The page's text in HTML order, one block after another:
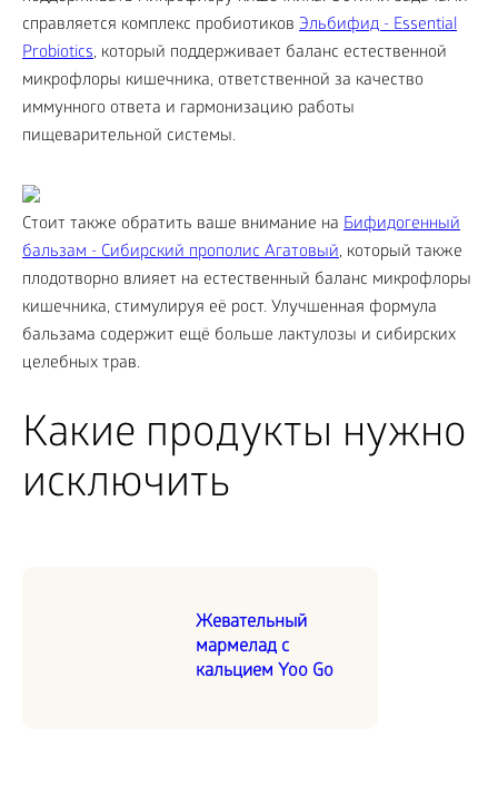
справляется комплекс пробиотиков Эльбифид - Essential
Probiotics, который поддерживает баланс естественной
микрофлоры кишечника, ответственной за качество
иммунного ответа и гармонизацию работы
пищеварительной системы.
Cтоит также обратить ваше внимание на Бифидогенный
бальзам - Сибирский прополис Агатовый, который также
плодотворно влияет на естественный баланс микрофлоры
кишечника, стимулируя её рост. Улучшенная формула
бальзама содержит ещё больше лактулозы и сибирских
целебных трав.
Какие продукты нужно
исключить
Жевательный
мармелад с
кальцием Yoo Go